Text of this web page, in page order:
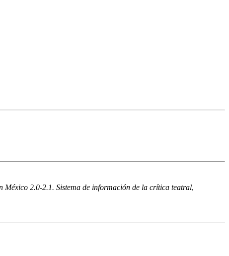
México 2.0-2.1. Sistema de información de la crítica teatral,